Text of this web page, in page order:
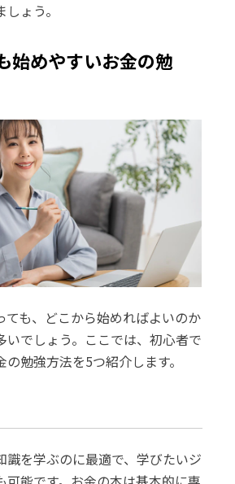
ょう。
始めやすいお金の勉
ても、どこから始めればよいのか
いでしょう。ここでは、初心者で
勉強方法を5つ紹介します。
識を学ぶのに最適で、学びたいジ